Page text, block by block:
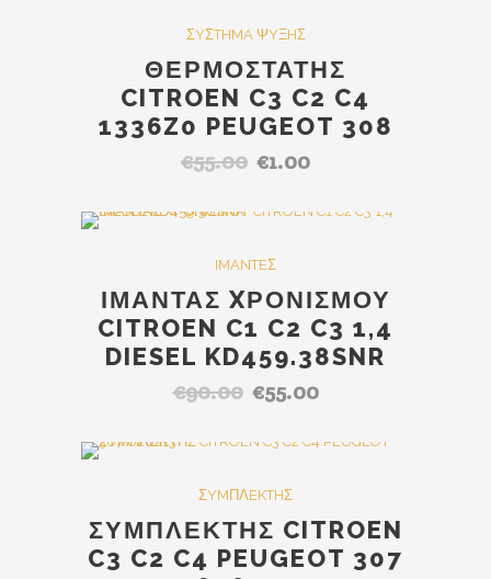
ΣYΣTHMA ΨYΞHΣ
ΘΕΡΜΟΣΤΑΤΗΣ
CITROEN C3 C2 C4
1336Z0 PEUGEOT 308
€55.00 Original
was:
€1.00Η
τιμή
IMANTEΣ
ΙΜΑΝΤΑΣ XΡΟΝΙΣΜΟΥ
CITROEN C1 C2 C3 1,4
DIESEL KD459.38SNR
€90.00 Original
was:
€55.00Η
τιμή
ΣYMΠΛEKTHΣ
ΣΥΜΠΛΕΚΤΗΣ CITROEN
C3 C2 C4 PEUGEOT 307